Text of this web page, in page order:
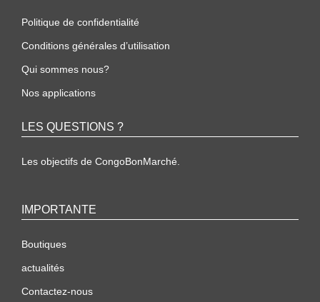
Politique de confidentialité
Conditions générales d’utilisation
Qui sommes nous?
Nos applications
LES QUESTIONS ?
Les objectifs de CongoBonMarché.
IMPORTANTE
Boutiques
actualités
Contactez-nous